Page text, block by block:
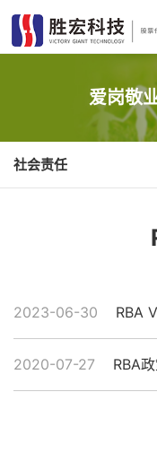
爱岗敬
社会责任
2023-06-30 RBA
2020-07-27 ​RBA